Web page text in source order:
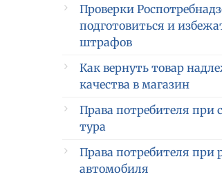
Проверки
подготовиться и
штрафов
Как вернуть товар
качества в магазин
Права потребителя при
тура
Права потребителя при
автомобиля